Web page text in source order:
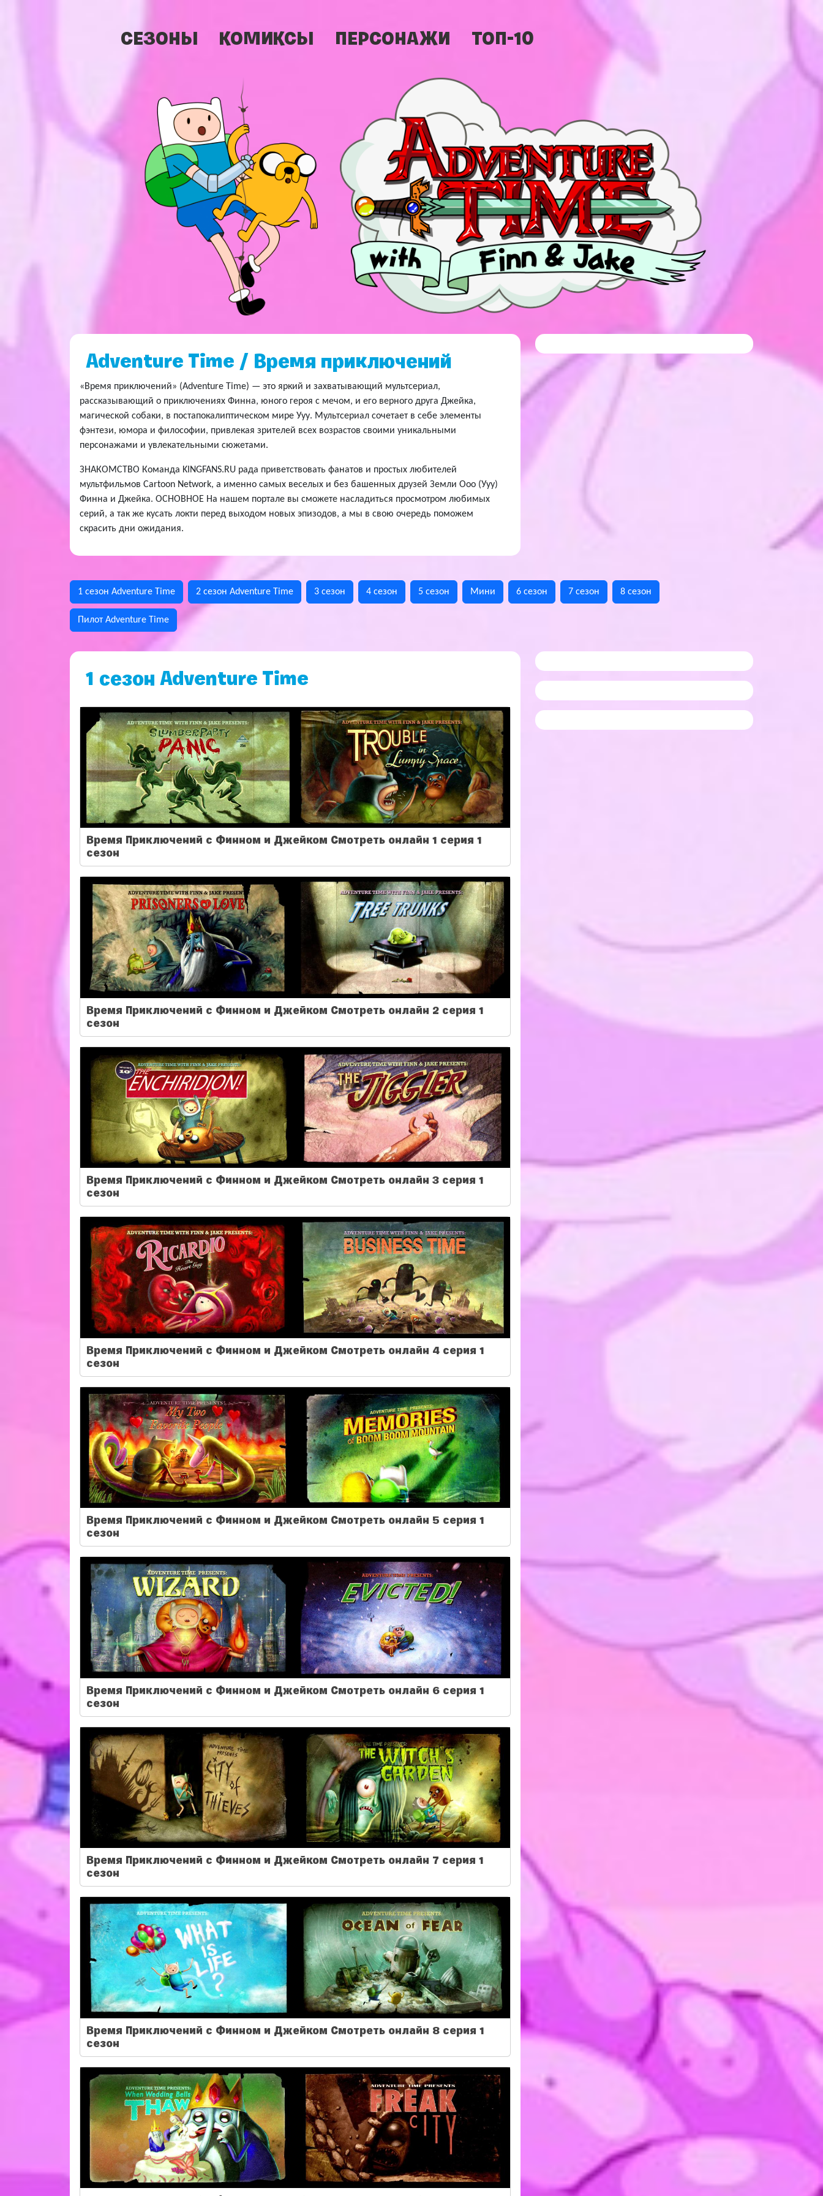
СЕЗОНЫ КОМИКСЫ ПЕРСОНАЖИ ТОП-10
Adventure Time / Время приключений
«Время приключений» (Adventure Time) — это яркий и захватывающий мультсериал,
рассказывающий о приключениях Финна, юного героя с мечом, и его верного друга Джейка,
магической собаки, в постапокалиптическом мире Ууу. Мультсериал сочетает в себе элементы
фэнтези, юмора и философии, привлекая зрителей всех возрастов своими уникальными
персонажами и увлекательными сюжетами.
ЗНАКОМСТВО Команда KINGFANS.RU рада приветствовать фанатов и простых любителей
мультфильмов Cartoon Network, а именно самых веселых и без башенных друзей Земли Ооо (Ууу)
Финна и Джейка. ОСНОВНОЕ На нашем портале вы сможете насладиться просмотром любимых
серий, а так же кусать локти перед выходом новых эпизодов, а мы в свою очередь поможем
скрасить дни ожидания.
1 сезон Adventure Time 2 сезон Adventure Time 3 сезон 4 сезон 5 сезон Мини 6 сезон 7 сезон 8 сезон
Пилот Adventure Time
1 сезон Adventure Time
Время Приключений с Финном и Джейком Смотреть онлайн 1 серия 1
сезон
Время Приключений с Финном и Джейком Смотреть онлайн 2 серия 1
сезон
Время Приключений с Финном и Джейком Смотреть онлайн 3 серия 1
сезон
Время Приключений с Финном и Джейком Смотреть онлайн 4 серия 1
сезон
Время Приключений с Финном и Джейком Смотреть онлайн 5 серия 1
сезон
Время Приключений с Финном и Джейком Смотреть онлайн 6 серия 1
сезон
Время Приключений с Финном и Джейком Смотреть онлайн 7 серия 1
сезон
Время Приключений с Финном и Джейком Смотреть онлайн 8 серия 1
сезон